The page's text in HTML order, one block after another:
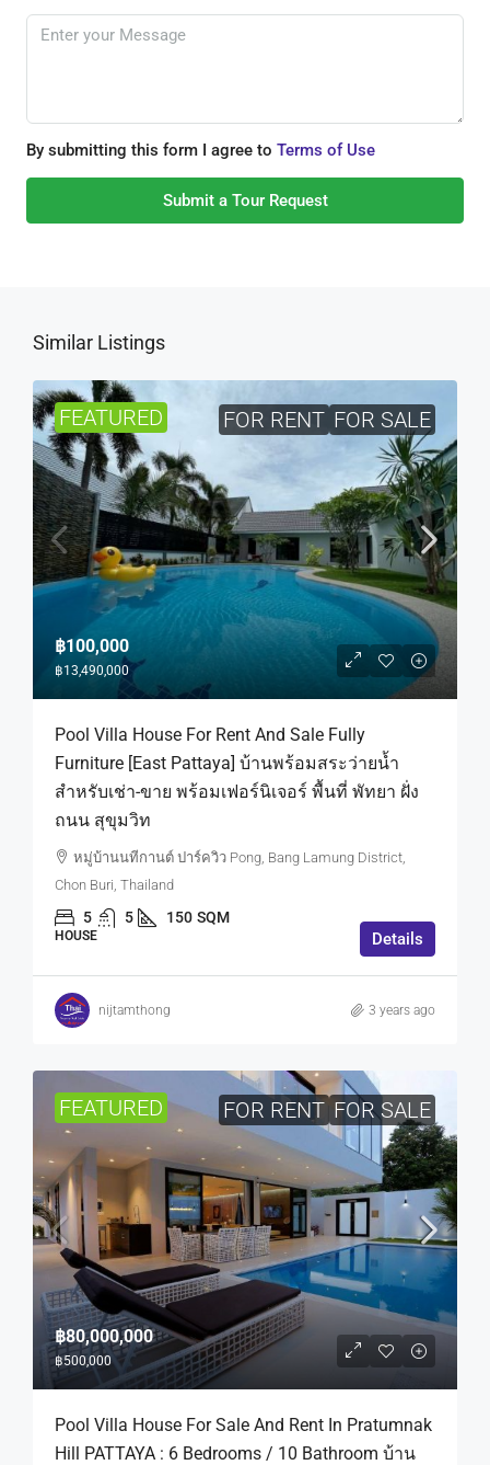
By submitting this form I agree to Terms of Use
Submit a Tour Request
Similar Listings
FEATURED FOR RENT FOR SALE
฿100,000
฿13,490,000
Pool Villa House For Rent And Sale Fully
Furniture [East Pattaya] บ้านพร้อมสระว่ายน้ำ
สำหรับเช่า-ขาย พร้อมเฟอร์นิเจอร์ พื้นที่ พัทยา ฝั่ง
ถนน สุขุมวิท
หมู่บ้านนทีกานต์ ปาร์ควิว Pong, Bang Lamung District,
Chon Buri, Thailand
5 5 150 SQM
HOUSE Details
nijtamthong 3 years ago
FEATURED FOR RENT FOR SALE
฿80,000,000
฿500,000
Pool Villa House For Sale And Rent In Pratumnak
Hill PATTAYA : 6 Bedrooms / 10 Bathroom บ้าน